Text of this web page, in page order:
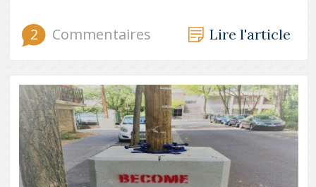
2Commentaires Lire l'article